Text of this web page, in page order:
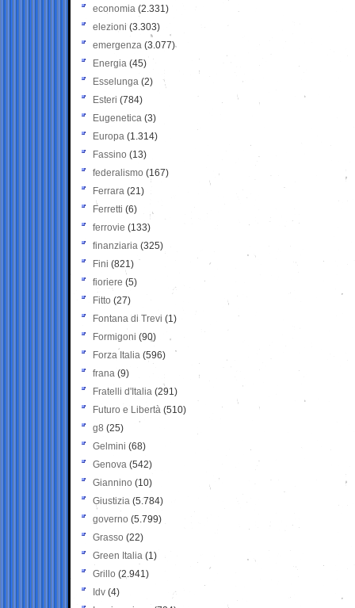
economia (2.331)
elezioni (3.303)
emergenza (3.077)
Energia (45)
Esselunga (2)
Esteri (784)
Eugenetica (3)
Europa (1.314)
Fassino (13)
federalismo (167)
Ferrara (21)
Ferretti (6)
ferrovie (133)
finanziaria (325)
Fini (821)
fioriere (5)
Fitto (27)
Fontana di Trevi (1)
Formigoni (90)
Forza Italia (596)
frana (9)
Fratelli d'Italia (291)
Futuro e Libertà (510)
g8 (25)
Gelmini (68)
Genova (542)
Giannino (10)
Giustizia (5.784)
governo (5.799)
Grasso (22)
Green Italia (1)
Grillo (2.941)
Idv (4)